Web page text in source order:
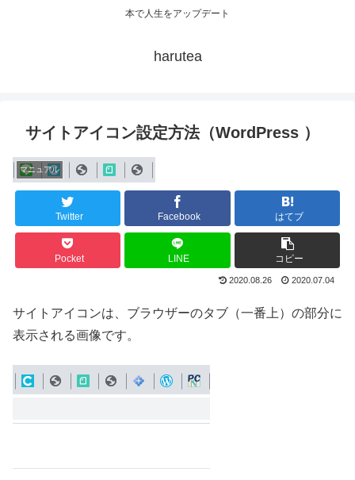
本で人生をアップデート
harutea
サイトアイコン設定方法（WordPress ）
マニュアル
Twitter Facebook はてブ
Pocket LINE コピー
2020.08.26 2020.07.04
サイトアイコンは、ブラウザーのタブ（一番上）の部分に
表示される画像です。